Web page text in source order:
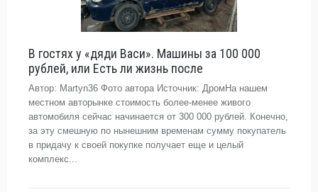
В гостях у «дяди Васи». Машины за 100 000
рублей, или Есть ли жизнь после
Автор: Martyn36 Фото автора Источник: ДромНа нашем
местном авторынке стоимость более-менее живого
автомобиля сейчас начинается от 300 000 рублей. Конечно,
за эту смешную по нынешним временам сумму покупатель
в придачу к своей покупке получает еще и целый
комплекс...